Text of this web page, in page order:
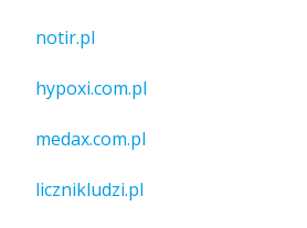
notir.pl
hypoxi.com.pl
medax.com.pl
licznikludzi.pl